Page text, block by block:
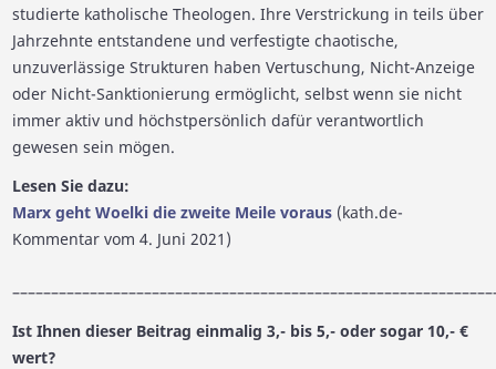
studierte katholische Theologen. Ihre Verstrickung in teils über
Jahrzehnte entstandene und verfestigte chaotische,
unzuverlässige Strukturen haben Vertuschung, Nicht-Anzeige
oder Nicht-Sanktionierung ermöglicht, selbst wenn sie nicht
immer aktiv und höchstpersönlich dafür verantwortlich
gewesen sein mögen.
Lesen Sie dazu:
Marx geht Woelki die zweite Meile voraus(kath.de-
Kommentar vom 4. Juni 2021)
Ist Ihnen dieser Beitrag einmalig 3,- bis 5,- oder sogar 10,- €
wert?